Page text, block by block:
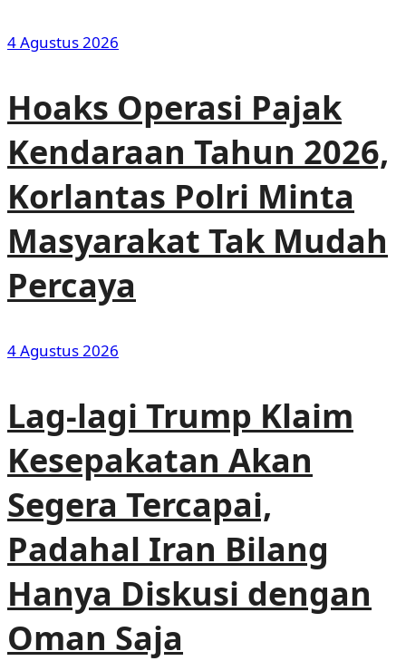
4 Agustus 2026
Hoaks Operasi Pajak
Kendaraan Tahun 2026,
Korlantas Polri Minta
Masyarakat Tak Mudah
Percaya
4 Agustus 2026
Lag-lagi Trump Klaim
Kesepakatan Akan
Segera Tercapai,
Padahal Iran Bilang
Hanya Diskusi dengan
Oman Saja